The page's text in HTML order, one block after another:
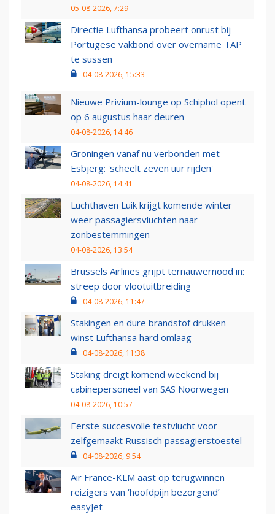
05-08-2026, 7:29
Directie Lufthansa probeert onrust bij
Portugese vakbond over overname TAP
te sussen
04-08-2026, 15:33
Nieuwe Privium-lounge op Schiphol opent
op 6 augustus haar deuren
04-08-2026, 14:46
Groningen vanaf nu verbonden met
Esbjerg: 'scheelt zeven uur rijden'
04-08-2026, 14:41
Luchthaven Luik krijgt komende winter
weer passagiersvluchten naar
zonbestemmingen
04-08-2026, 13:54
Brussels Airlines grijpt ternauwernood in:
streep door vlootuitbreiding
04-08-2026, 11:47
Stakingen en dure brandstof drukken
winst Lufthansa hard omlaag
04-08-2026, 11:38
Staking dreigt komend weekend bij
cabinepersoneel van SAS Noorwegen
04-08-2026, 10:57
Eerste succesvolle testvlucht voor
zelfgemaakt Russisch passagierstoestel
04-08-2026, 9:54
Air France-KLM aast op terugwinnen
reizigers van ‘hoofdpijn bezorgend’
easyJet